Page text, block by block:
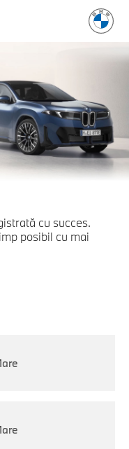
cu succes.
posibil cu mai